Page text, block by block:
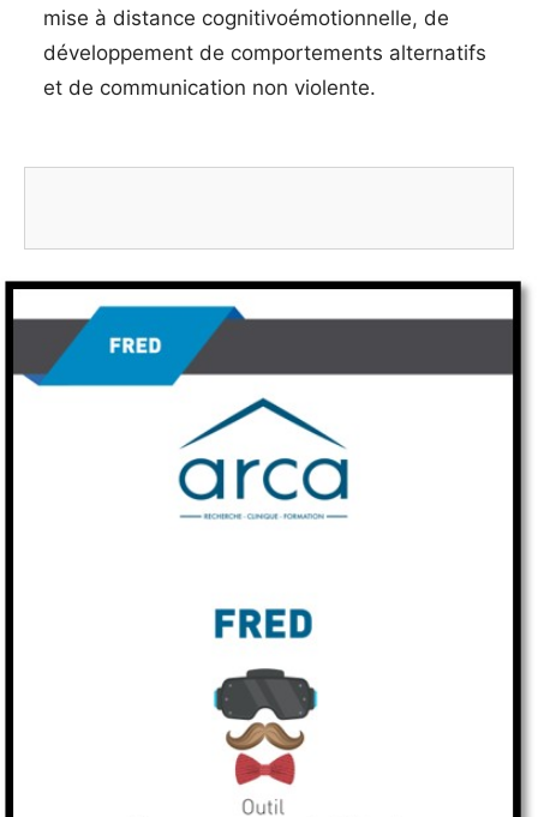
mise à distance cognitivoémotionnelle, de
développement de comportements alternatifs
et de communication non violente.